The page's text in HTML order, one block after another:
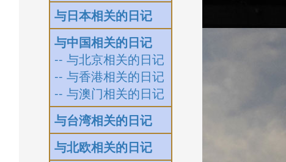
与日本相关的日记
与中国相关的日记
-- 与北京相关的日记
-- 与香港相关的日记
-- 与澳门相关的日记
与台湾相关的日记
与北欧相关的日记